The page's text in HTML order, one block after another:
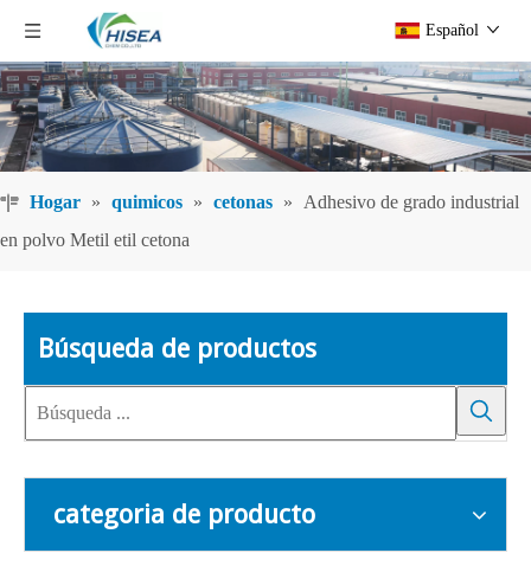
Español
Hogar » quimicos » cetonas »
Adhesivo de grado industrial
en polvo Metil etil cetona
Búsqueda de productos
categoria de producto